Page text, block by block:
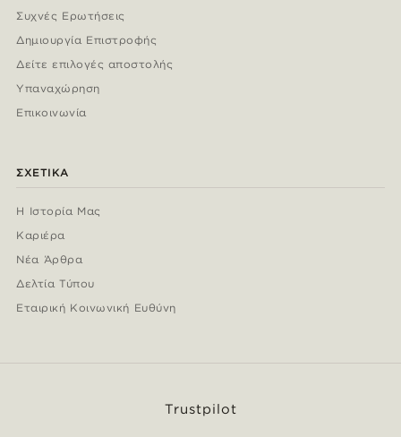
Συχνές Ερωτήσεις
Δημιουργία Επιστροφής
Δείτε επιλογές αποστολής
Υπαναχώρηση
Επικοινωνία
ΣΧΕΤΙΚΆ
Η Ιστορία Μας
Καριέρα
Νέα Άρθρα
Δελτία Τύπου
Εταιρική Κοινωνική Ευθύνη
Trustpilot